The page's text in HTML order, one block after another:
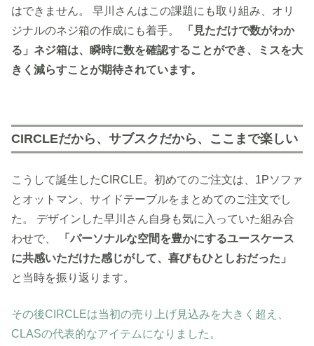
はできません。 早川さんはこの課題にも取り組み、オリ
ジナルのネジ箱の作成にも着手。
「見ただけで数がわか
る」ネジ箱は、瞬時に数を確認することができ、ミスを大
きく減らすことが期待されています。
CIRCLEだから、サブスクだから、ここまで楽しい
こうして誕生したCIRCLE。初めてのご注文は、1Pソファ
とオットマン、サイドテーブルをまとめてのご注文でし
た。 デザインした早川さん自身も気に入っていた組み合
わせで、
「パーソナルな空間を豊かにするユースケース
に共感いただけた感じがして、喜びもひとしおだった」
と当時を振り返ります。
その後CIRCLEは当初の売り上げ見込みを大きく超え、
CLASの代表的なアイテムになりました。